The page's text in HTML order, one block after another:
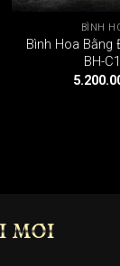
BÌNH
Bình Hoa Bằng
BH-
MỚI